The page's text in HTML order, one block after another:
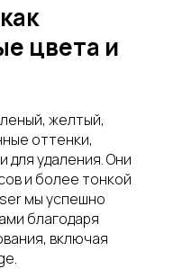
цвета и
желтый,
оттенки,
удаления. Они
и более тонкой
мы успешно
благодаря
включая